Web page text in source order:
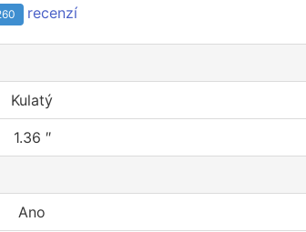
recenzí
Kulatý
1.36 ″
Ano